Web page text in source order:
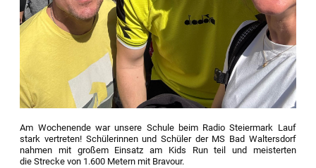
Am Wochenende war unsere Schule beim Radio Steiermark Lauf
stark vertreten! Schülerinnen und Schüler der MS Bad Waltersdorf
nahmen mit großem Einsatz am Kids Run teil und meisterten
die Strecke von 1.600 Metern mit Bravour.